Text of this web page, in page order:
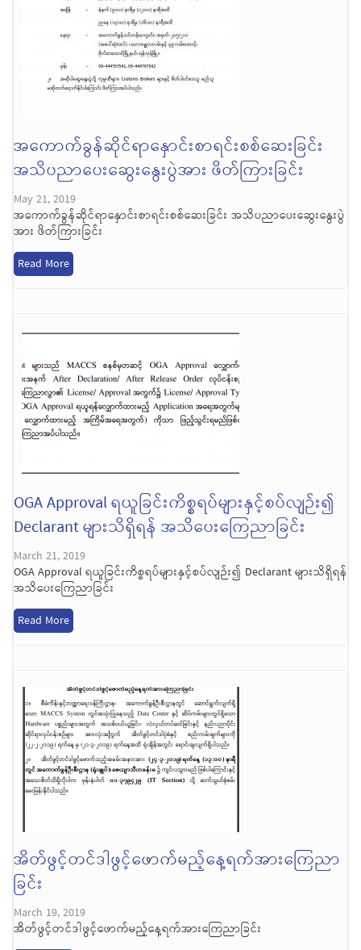
အကောက်ခွန်ဆိုင်ရာနှောင်းစာရင်းစစ်ဆေးခြင်း
အသိပညာပေးဆွေးနွေးပွဲအား ဖိတ်ကြားခြင်း
May 21, 2019
အကောက်ခွန်ဆိုင်ရာနှောင်းစာရင်းစစ်ဆေးခြင်း အသိပညာပေးဆွေးနွေးပွဲ
အား ဖိတ်ကြားခြင်း
Read More
OGA Approval ရယူခြင်းကိစ္စရပ်များနှင့်စပ်လျဉ်း၍
Declarant များသိရှိရန် အသိပေးကြေညာခြင်း
March 21, 2019
OGA Approval ရယူခြင်းကိစ္စရပ်များနှင့်စပ်လျဉ်း၍ Declarant များသိရှိရန်
အသိပေးကြေညာခြင်း
Read More
အိတ်ဖွင့်တင်ဒါဖွင့်ဖောက်မည့်နေ့ရက်အားကြေညာ
ခြင်း
March 19, 2019
အိတ်ဖွင့်တင်ဒါဖွင့်ဖောက်မည့်နေ့ရက်အားကြေညာခြင်း